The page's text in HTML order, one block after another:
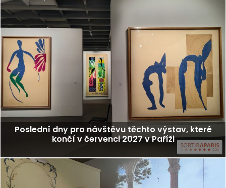
Poslední dny pro návštěvu těchto výstav, které
končí v červenci 2027 v Paříži